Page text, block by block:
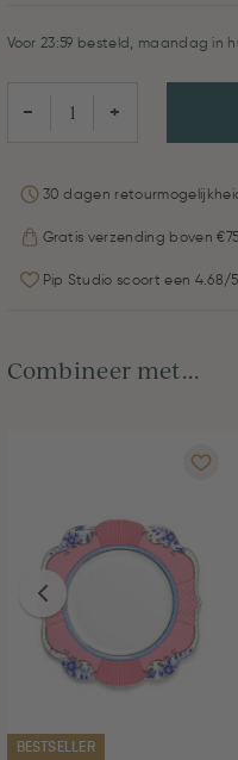
Voor 23:59 besteld, maandag in
− +
30 dagen
Gratis verzending boven €75
Pip Studio scoort een 4.68/
Combineer met...
BESTSELLER